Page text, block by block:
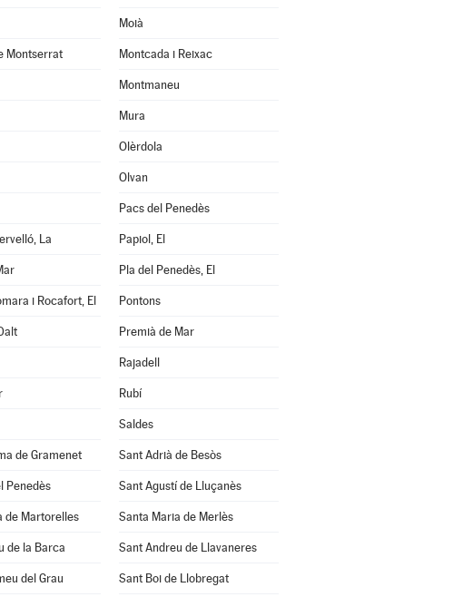
Moià
Montserrat Montcada i Reixac
Montmaneu
Mura
Olèrdola
Olvan
Pacs del Penedès
La Papiol, El
Pla del Penedès, El
i Rocafort, El Pontons
Premià de Mar
Rajadell
Rubí
Saldes
de Gramenet Sant Adrià de Besòs
Penedès Sant Agustí de Lluçanès
de Martorelles Santa Maria de Merlès
de la Barca Sant Andreu de Llavaneres
del Grau Sant Boi de Llobregat